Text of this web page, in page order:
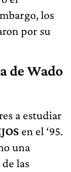
los
por su
de Wado
a estudiar
en el ‘95.
una
las